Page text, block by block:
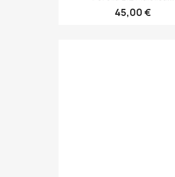
45,00 €